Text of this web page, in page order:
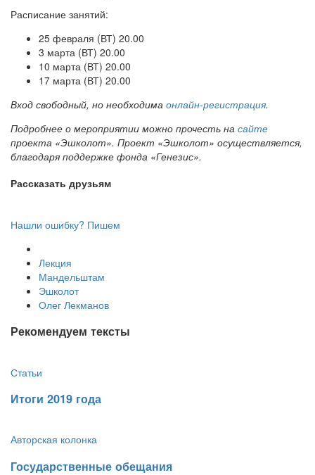
Расписание занятий:
25 февраля (ВТ) 20.00
3 марта (ВТ) 20.00
10 марта (ВТ) 20.00
17 марта (ВТ) 20.00
Вход свободный, но необходима онлайн-регистрация.
Подробнее о мероприятии можно прочесть на сайте
проекта «Эшколот». Проект «Эшколот» осуществляется,
благодаря поддержке фонда «Генезис».
Рассказать друзьям
Нашли ошибку? Пишем
Лекция
Мандельштам
Эшколот
Олег Лекманов
Рекомендуем тексты
Статьи
Итоги 2019 года
Авторская колонка
Государственные обещания